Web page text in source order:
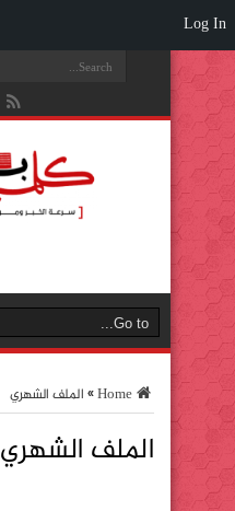
Home
»الملف الشهري
الملف الشهري
Log In